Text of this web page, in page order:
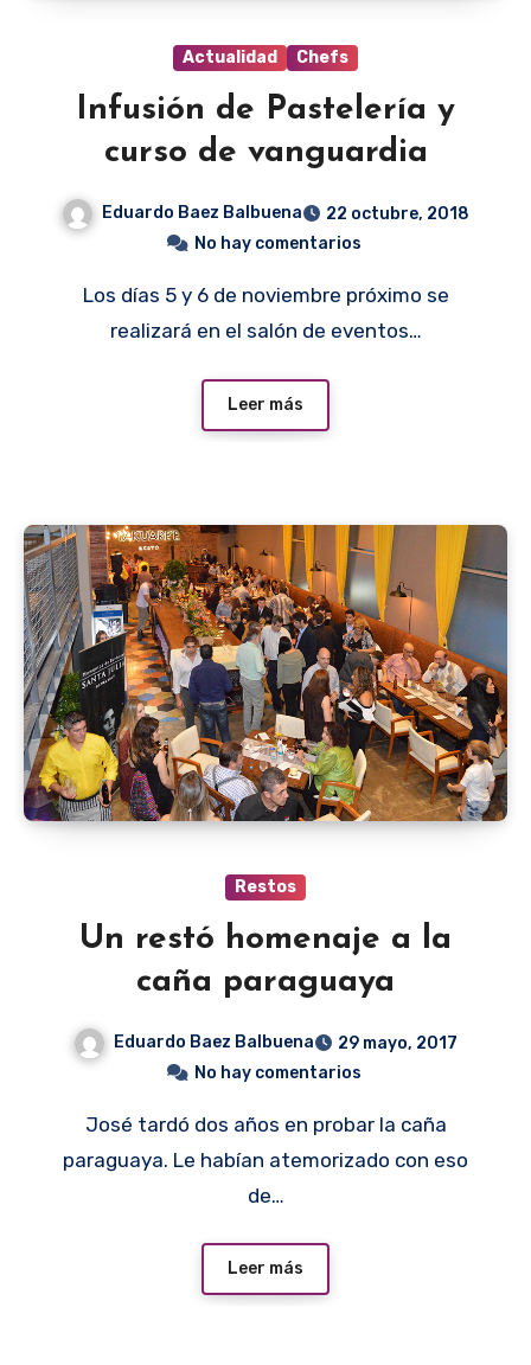
Actualidad Chefs
Infusión de Pastelería y
curso de vanguardia
Eduardo Baez Balbuena
22 octubre, 2018
No hay comentarios
Los días 5 y 6 de noviembre próximo se
realizará en el salón de eventos…
Leer más
Restos
Un restó homenaje a la
caña paraguaya
Eduardo Baez Balbuena
29 mayo, 2017
No hay comentarios
José tardó dos años en probar la caña
paraguaya. Le habían atemorizado con eso
de…
Leer más